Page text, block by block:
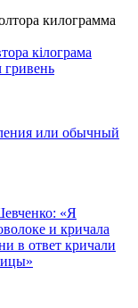
килограмма
кілограма
гривень
или обычный
«Я
и кричала
в ответ кричали